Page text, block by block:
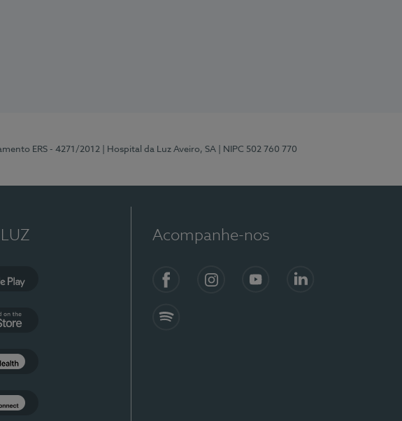
ERS - 4271/2012 | Hospital da Luz Aveiro, SA | NIPC 502 760 770
Acompanhe-nos